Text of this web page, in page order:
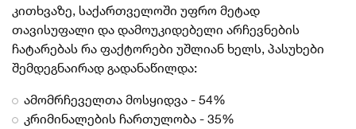
კითხვაზე, საქართველოში უფრო მეტად
თავისუფალი და დამოუკიდებელი არჩევნების
ჩატარებას რა ფაქტორები უშლიან ხელს, პასუხები
შემდეგნაირად გადანაწილდა:
ამომრჩეველთა მოსყიდვა - 54%
კრიმინალების ჩართულობა - 35%